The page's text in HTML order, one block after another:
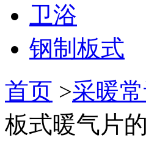
卫浴
钢制板式
首页 >采暖
板式暖气片